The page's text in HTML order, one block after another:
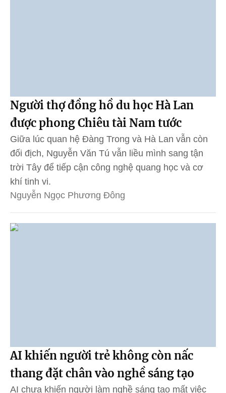
Người thợ đồng hồ du học Hà Lan
được phong Chiêu tài Nam tước
Giữa lúc quan hệ Đàng Trong và Hà Lan vẫn còn
đối địch, Nguyễn Văn Tú vẫn liều mình sang tận
trời Tây để tiếp cận công nghệ quang học và cơ
khí tinh vi.
Nguyễn Ngọc Phương Đông
AI khiến người trẻ không còn nấc
thang đặt chân vào nghề sáng tạo
AI chưa khiến người làm nghề sáng tạo mất việc